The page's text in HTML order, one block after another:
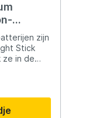
zijn
Stick
ze in de